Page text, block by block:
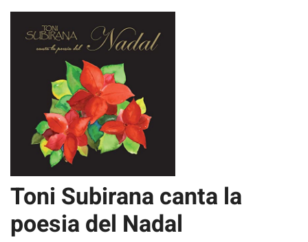
Toni Subirana canta la
poesia del Nadal